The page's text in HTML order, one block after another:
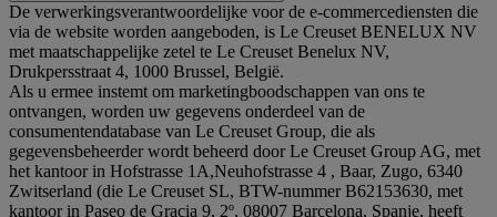
De verwerkingsverantwoordelijke voor de e-commercediensten die
via de website worden aangeboden, is Le Creuset BENELUX NV
met maatschappelijke zetel te Le Creuset Benelux NV,
Drukpersstraat 4, 1000 Brussel, België.
Als u ermee instemt om marketingboodschappen van ons te
ontvangen, worden uw gegevens onderdeel van de
consumentendatabase van Le Creuset Group, die als
gegevensbeheerder wordt beheerd door Le Creuset Group AG, met
het kantoor in Hofstrasse 1A,Neuhofstrasse 4 , Baar, Zugo, 6340
Zwitserland (die Le Creuset SL, BTW-nummer B62153630, met
kantoor in Paseo de Gracia 9, 2º, 08007 Barcelona, Spanje, heeft